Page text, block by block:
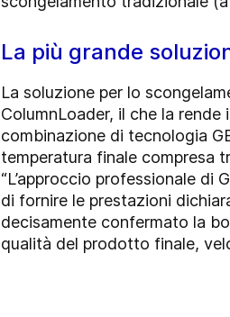
La più grande
La soluzione per lo
ColumnLoader, il che la rende
combinazione di tecnologia
temperatura finale compresa
“L’approccio professionale di
di fornire le prestazioni
decisamente confermato la
qualità del prodotto finale,